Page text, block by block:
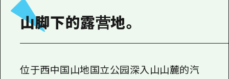
灾难发生期间的交通信息
山脚下的露营地。
位于西中国山地国立公园深入山山麓的汽